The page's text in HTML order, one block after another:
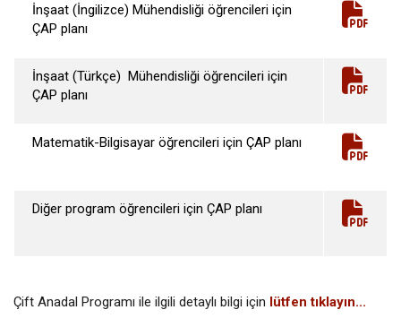
İnşaat (İngilizce) Mühendisliği öğrencileri için
ÇAP planı
İnşaat (Türkçe) Mühendisliği öğrencileri için
ÇAP planı
Matematik-Bilgisayar öğrencileri için ÇAP planı
Diğer program öğrencileri için ÇAP planı
Çift Anadal Programı ile ilgili detaylı bilgi için lütfen tıklayın...